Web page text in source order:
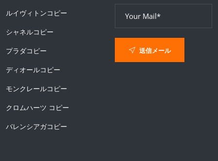
ルイヴィトンコピー
シャネルコピー
プラダコピー
ディオールコピー
モンクレールコピー
クロムハーツ コピー
バレンシアガコピー
送信メール